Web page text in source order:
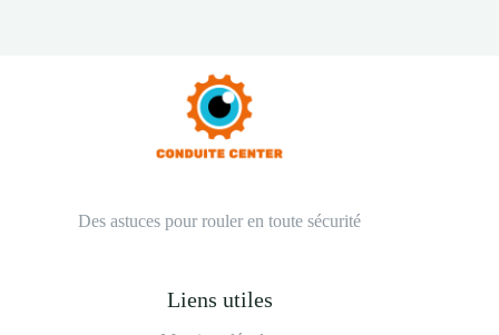
Des astuces pour rouler en toute sécurité
Liens utiles